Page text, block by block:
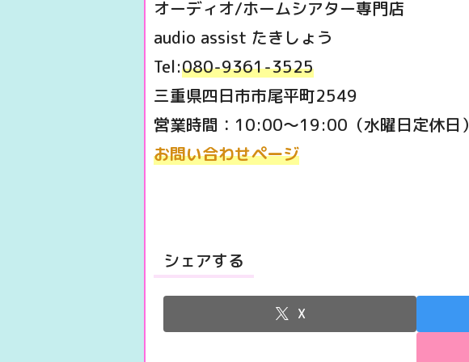
オーディオ/ホームシアター専門店
audio assist たきしょう
Tel:080-9361-3525
三重県四日市市尾平町2549
営業時間：10:00～19:00（水曜日定休日）
お問い合わせページ
シェアする
X